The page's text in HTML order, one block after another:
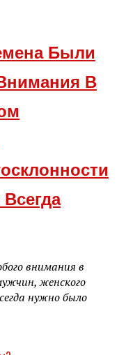
Были
В
внимания в
женского
нужно было